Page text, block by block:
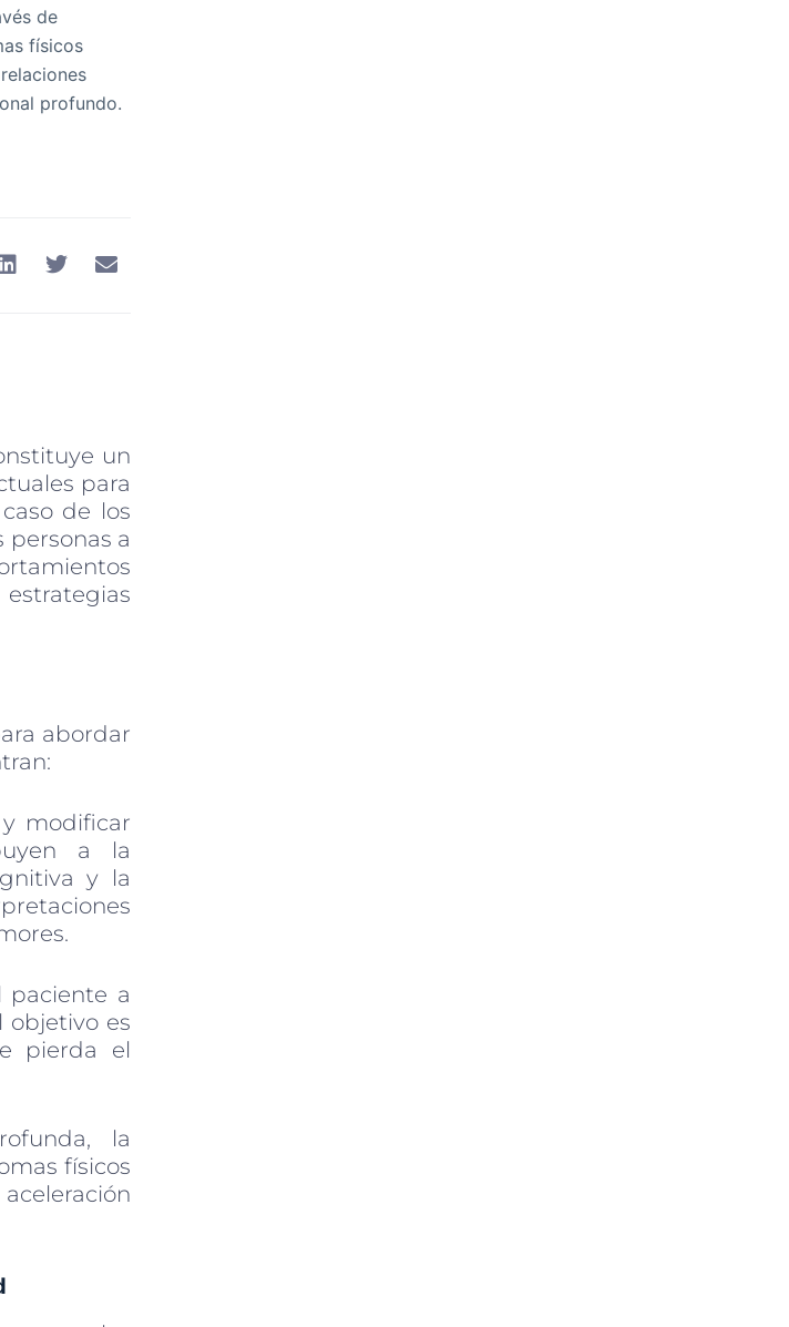
de
físicos
profundo.
un
para
de los
personas a
abordar
modificar
a la
y la
paciente a
objetivo es
pierda el
la
físicos